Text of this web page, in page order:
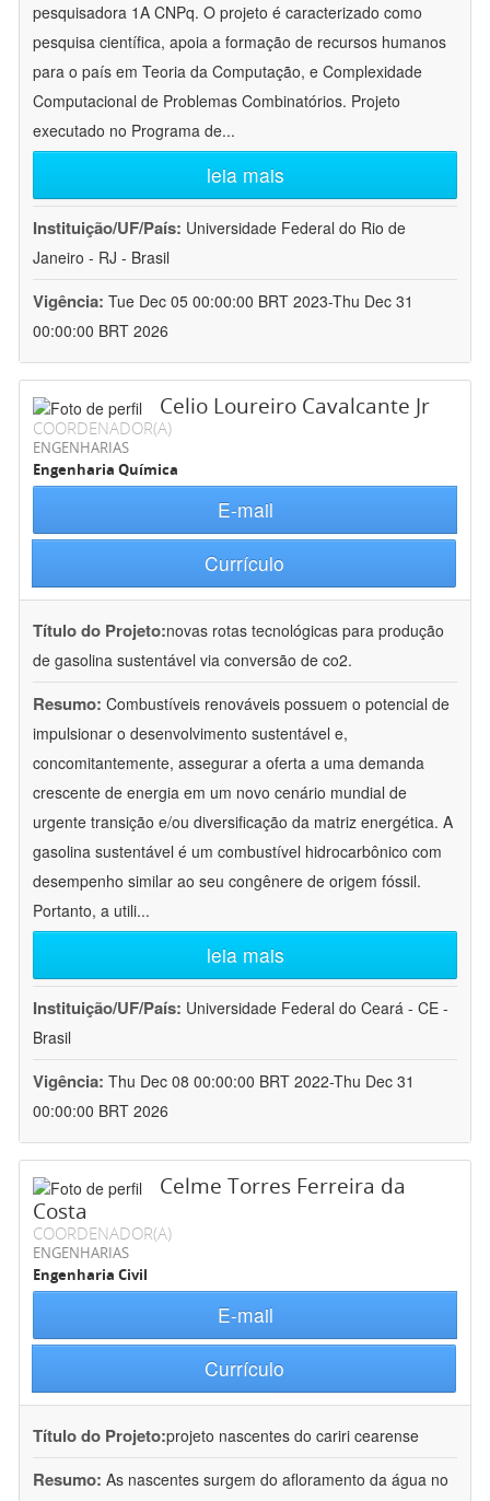
pesquisadora 1A CNPq. O projeto é caracterizado como
pesquisa científica, apoia a formação de recursos humanos
para o país em Teoria da Computação, e Complexidade
Computacional de Problemas Combinatórios. Projeto
executado no Programa de...
leia mais
Instituição/UF/País: Universidade Federal do Rio de
Janeiro - RJ - Brasil
Vigência: Tue Dec 05 00:00:00 BRT 2023-Thu Dec 31
00:00:00 BRT 2026
Celio Loureiro Cavalcante Jr
COORDENADOR(A)
ENGENHARIAS
Engenharia Química
E-mail
Currículo
Título do Projeto:novas rotas tecnológicas para produção
de gasolina sustentável via conversão de co2.
Resumo: Combustíveis renováveis possuem o potencial de
impulsionar o desenvolvimento sustentável e,
concomitantemente, assegurar a oferta a uma demanda
crescente de energia em um novo cenário mundial de
urgente transição e/ou diversificação da matriz energética. A
gasolina sustentável é um combustível hidrocarbônico com
desempenho similar ao seu congênere de origem fóssil.
Portanto, a utili...
leia mais
Instituição/UF/País: Universidade Federal do Ceará - CE -
Brasil
Vigência: Thu Dec 08 00:00:00 BRT 2022-Thu Dec 31
00:00:00 BRT 2026
Celme Torres Ferreira da
Costa
COORDENADOR(A)
ENGENHARIAS
Engenharia Civil
E-mail
Currículo
Título do Projeto:projeto nascentes do cariri cearense
Resumo: As nascentes surgem do afloramento da água no